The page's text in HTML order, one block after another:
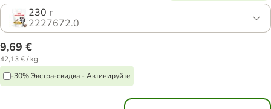
230 г
2227672.0
9,69 €
42,13 € / kg
-30% Экстра-скидка - Активируйте